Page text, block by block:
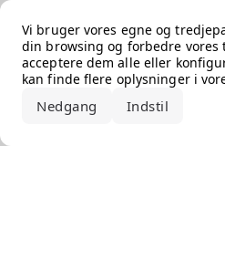
Vi bruger vores egne og
din browsing og forbedre vores
acceptere dem alle eller
kan finde flere oplysninger i
Nedgang Indstil
Error